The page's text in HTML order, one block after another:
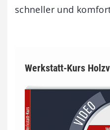
schneller und
Werkstatt-Kurs